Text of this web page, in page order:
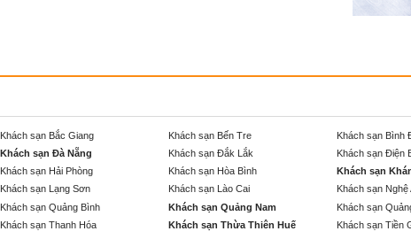
Khách sạn Bắc Giang Khách sạn Bến Tre Khách sạn Bình
Khách sạn Đà Nẵng Khách sạn Đắk Lắk Khách sạn Điện
Khách sạn Hải Phòng Khách sạn Hòa Bình Khách sạn
Khách sạn Lạng Sơn Khách sạn Lào Cai Khách sạn Nghệ
Khách sạn Quảng Bình Khách sạn Quảng Nam Khách sạn
Khách sạn Thanh Hóa Khách sạn Thừa Thiên Huế Khách sạn Tiền